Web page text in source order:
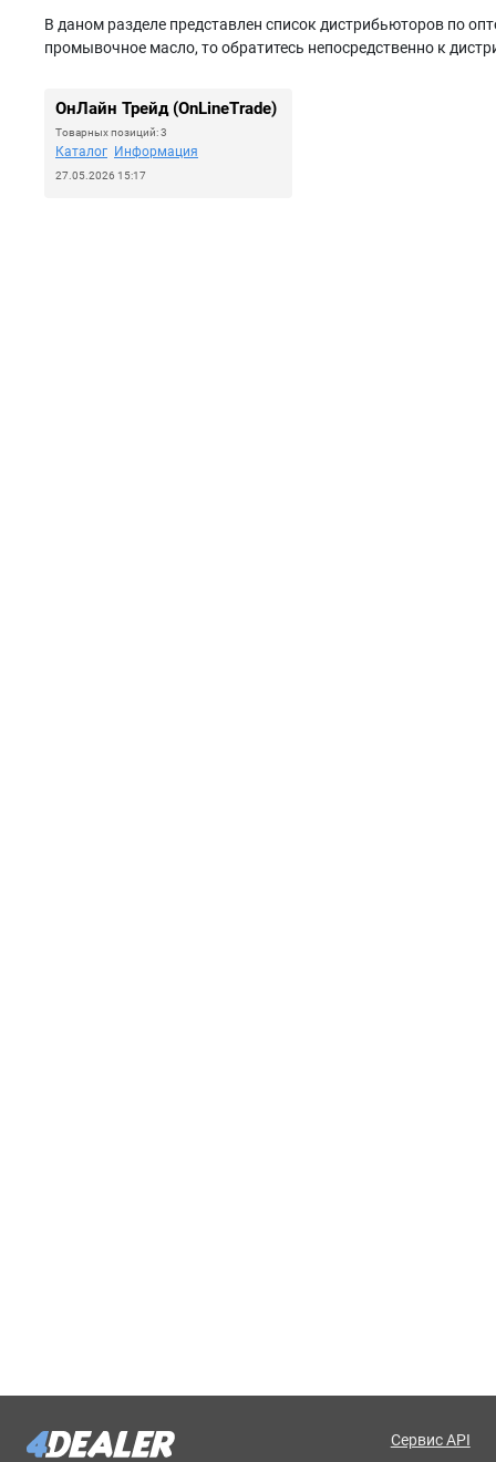
В даном разделе представлен список дистрибьюторов по
промывочное масло, то обратитесь непосредственно к
ОнЛайн Трейд (OnLineTrade)
Товарных позиций: 3
Каталог Информация
27.05.2026 15:17
Сервис API